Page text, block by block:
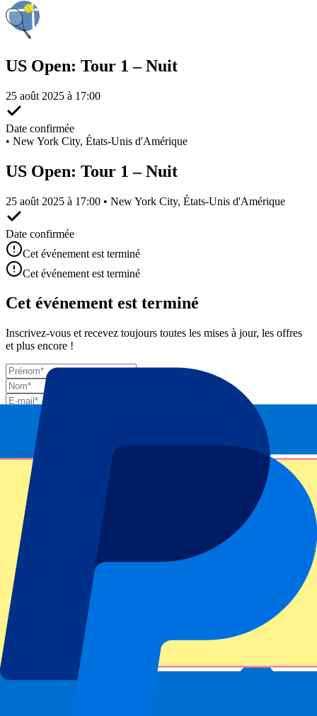
US Open: Tour 1 – Nuit
25 août 2025 à 17:00
Date confirmée
• New York City, États-Unis d'Amérique
US Open: Tour 1 – Nuit
25 août 2025 à 17:00 • New York City, États-Unis d'Amérique
Date confirmée
Cet événement est terminé
Cet événement est terminé
Cet événement est terminé
Inscrivez-vous et recevez toujours toutes les mises à jour, les offres
et plus encore !
Envoyer
Vos informations seront utilisées conformément à notre
Privacy
.
Merci d'avoir envoyé le formulaire !
Informations sur l'événement
À propos de US Open: Tour 1 – Nuit
Niveau ATP / Grand Chelem
US Open 2025
Stade
Arthur Ashe Stadium
Lieu de l'événement
New York City, États-Unis d'Amérique